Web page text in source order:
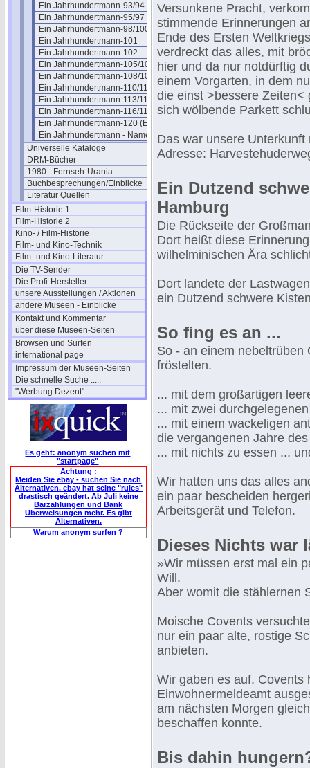
Ein Jahrhundertmann-93/94
Ein Jahrhundertmann-95/97
Ein Jahrhundertmann-98/100
Ein Jahrhundertmann-101
Ein Jahrhundertmann-102
Ein Jahrhundertmann-105/107
Ein Jahrhundertmann-108/109
Ein Jahrhundertmann-110/112
Ein Jahrhundertmann-113/115
Ein Jahrhundertmann-116/119
Ein Jahrhundertmann-120 (Ende)
Ein Jahrhundertmann - Namen
Universelle Kataloge
DRM-Bücher
1980 - Fernseh-Urania
Buchbesprechungen/Einblicke
Literatur Quellen
Film-Historie 1
Film-Historie 2
Kino- / Film-Historie
Film- und Kino-Technik
Film- und Kino-Literatur
Die TV-Sender
Die Profi-Hersteller
unsere Ausstellungen / Aktionen
andere Museen - Einblicke
Kontakt und Kommentar
über diese Museen-Seiten
Browsen und Surfen
international page
Impressum der Museen-Seiten
Die schnelle Suche .....
"Werbung Dezent"
Es geht: anonym suchen mit
"startpage"
Achtung :
Meiden Sie ebay - suchen Sie nach
Alternativen. ebay hat seine "rules"
drastisch geändert. Ab Juli keine
Barzahlungen und Bank
Überweisungen mehr. Es gibt
Alternativen.
Warum anonym surfen ?
Versunkene Pracht,
stimmende Erinnerungen
Ende des Ersten
verdreckt das alles, mit
hier und da nur notdürftig
einem Vorgarten, in dem
die einst >bessere Zeiten<
sich wölbende Parkett
Das war unsere
Adresse:
Ein Dutzend
Hamburg
Die Rückseite der
Dort heißt diese
wilhelminischen Ära
Dort landete der
ein Dutzend schwere
So fing es an ...
So - an einem nebeltrüben
fröstelten.
... mit dem großartigen
... mit zwei
... mit einem wackeligen
die vergangenen Jahre
... mit nichts zu essen ...
Wir hatten uns das alles
ein paar bescheiden
Arbeitsgerät und Telefon.
Dieses Nichts war
»Wir müssen erst mal ein
Will.
Aber womit die stählernen
Moische Covents
nur ein paar alte, rostige
anbieten.
Wir gaben es auf. Covents
Einwohnermeldeamt
am nächsten Morgen
beschaffen konnte.
Bis dahin